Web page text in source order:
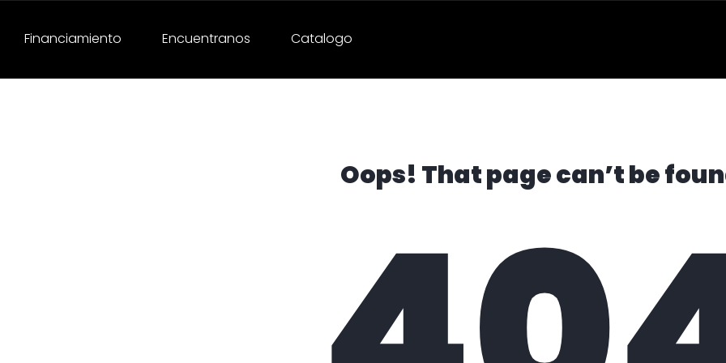
Financiamiento Encuentranos Catalogo
Oops! That page can’t be